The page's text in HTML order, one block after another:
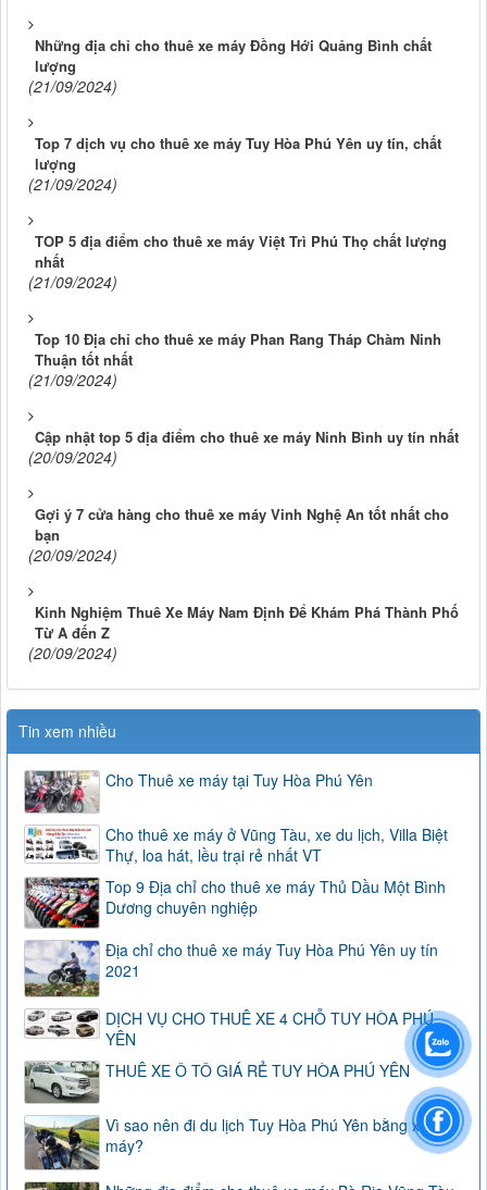
Những địa chỉ cho thuê xe máy Đồng Hới Quảng Bình chất
lượng
(21/09/2024)
Top 7 dịch vụ cho thuê xe máy Tuy Hòa Phú Yên uy tín, chất
lượng
(21/09/2024)
TOP 5 địa điểm cho thuê xe máy Việt Trì Phú Thọ chất lượng
nhất
(21/09/2024)
Top 10 Địa chỉ cho thuê xe máy Phan Rang Tháp Chàm Ninh
Thuận tốt nhất
(21/09/2024)
Cập nhật top 5 địa điểm cho thuê xe máy Ninh Bình uy tín nhất
(20/09/2024)
Gợi ý 7 cửa hàng cho thuê xe máy Vinh Nghệ An tốt nhất cho
bạn
(20/09/2024)
Kinh Nghiệm Thuê Xe Máy Nam Định Để Khám Phá Thành Phố
Từ A đến Z
(20/09/2024)
Tin xem nhiều
Cho Thuê xe máy tại Tuy Hòa Phú Yên
Cho thuê xe máy ở Vũng Tàu, xe du lịch, Villa Biệt
Thự, loa hát, lều trại rẻ nhất VT
Top 9 Địa chỉ cho thuê xe máy Thủ Dầu Một Bình
Dương chuyên nghiệp
Địa chỉ cho thuê xe máy Tuy Hòa Phú Yên uy tín
2021
DỊCH VỤ CHO THUÊ XE 4 CHỖ TUY HÒA PHÚ
YÊN
THUÊ XE Ô TÔ GIÁ RẺ TUY HÒA PHÚ YÊN
Vì sao nên đi du lịch Tuy Hòa Phú Yên bằng xe
máy?